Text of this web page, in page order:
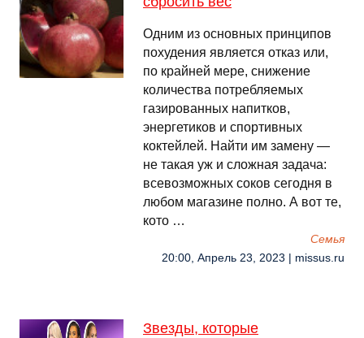
Одним из основных принципов
похудения является отказ или,
по крайней мере, снижение
количества потребляемых
газированных напитков,
энергетиков и спортивных
коктейлей. Найти им замену —
не такая уж и сложная задача:
всевозможных соков сегодня в
любом магазине полно. А вот те,
кото …
Семья
20:00, Апрель 23, 2023 | missus.ru
Звезды, которые